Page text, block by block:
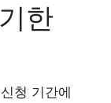
한
청 기간에